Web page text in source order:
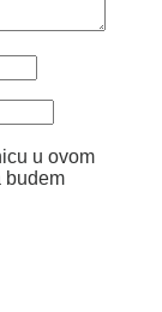
u ovom
budem